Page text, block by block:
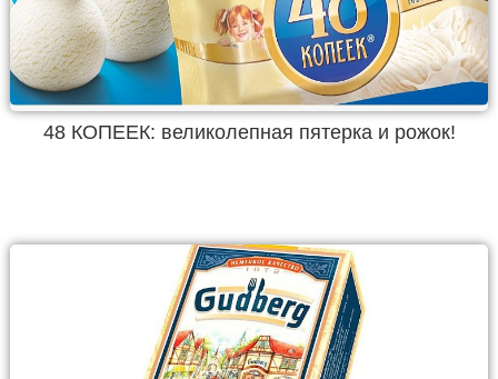
48 КОПЕЕК: великолепная пятерка и рожок!